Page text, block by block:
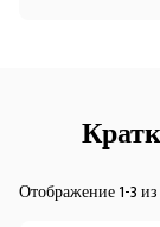
Отображение 1-3